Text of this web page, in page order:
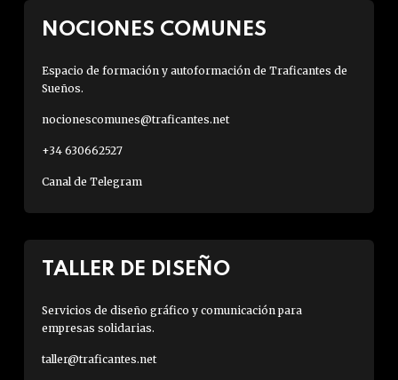
NOCIONES COMUNES
Espacio de formación y autoformación de Traficantes de
Sueños.
nocionescomunes@traficantes.net
+34 630662527
Canal de Telegram
TALLER DE DISEÑO
Servicios de diseño gráfico y comunicación para
empresas solidarias.
taller@traficantes.net